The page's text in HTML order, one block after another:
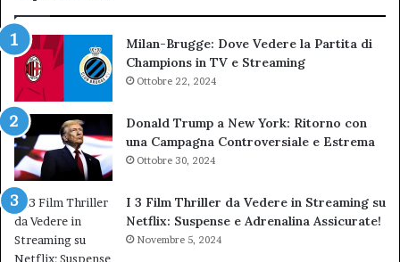
Milan-Brugge: Dove Vedere la Partita di
Champions in TV e Streaming
Ottobre 22, 2024
Donald Trump a New York: Ritorno con
una Campagna Controversiale e Estrema
Ottobre 30, 2024
I 3 Film Thriller da Vedere in Streaming su
Netflix: Suspense e Adrenalina Assicurate!
Novembre 5, 2024